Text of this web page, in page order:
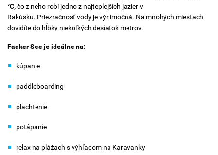
°C,čo z neho robí jedno z najteplejších jazier v
Rakúsku. Priezračnosť vody je výnimočná. Na mnohých miestach
dovidíte do hĺbky niekoľkých desiatok metrov.
Faaker See je ideálne na:
kúpanie
paddleboarding
plachtenie
potápanie
relax na plážach s výhľadom na Karavanky